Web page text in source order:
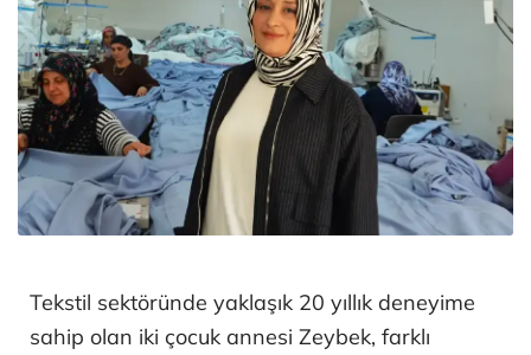
Tekstil sektöründe yaklaşık 20 yıllık deneyime
sahip olan iki çocuk annesi Zeybek, farklı